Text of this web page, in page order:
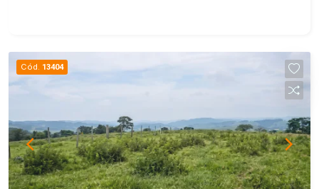
Cód. 13404